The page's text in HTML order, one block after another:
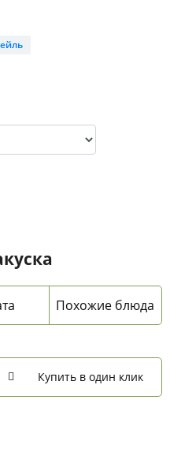
Похожие блюда
Купить в один клик